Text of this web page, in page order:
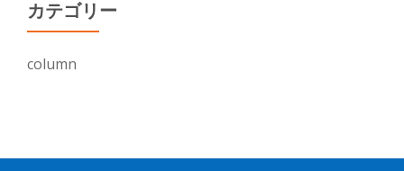
カテゴリー
column